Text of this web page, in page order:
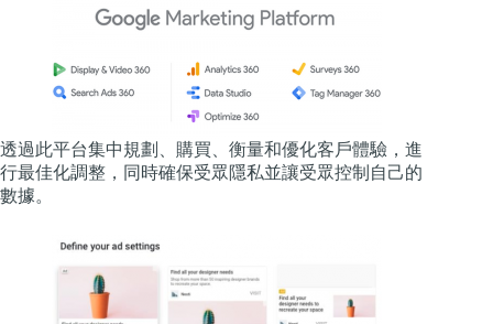
透過此平台集中規劃、購買、衡量和優化客戶體驗，進
行最佳化調整，同時確保受眾隱私並讓受眾控制自己的
數據。